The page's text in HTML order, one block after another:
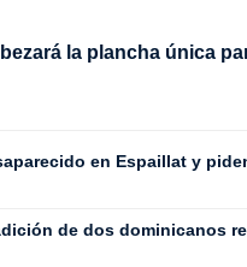
la plancha única
en Espaillat y
de dos dominicanos